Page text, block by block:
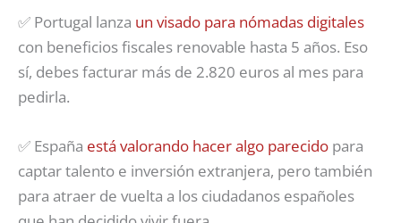
✅ Portugal lanza un visado para nómadas digitales
con beneficios fiscales renovable hasta 5 años. Eso
sí, debes facturar más de 2.820 euros al mes para
pedirla.
✅ España está valorando hacer algo parecido para
captar talento e inversión extranjera, pero también
para atraer de vuelta a los ciudadanos españoles